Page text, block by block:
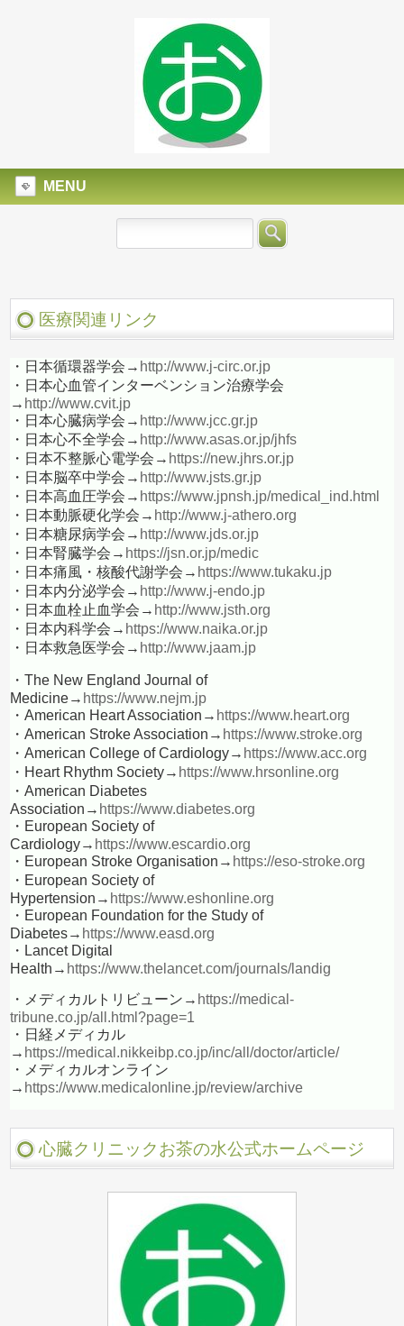
MENU
医療関連リンク
・日本循環器学会→ http://www.j-circ.or.jp
・日本心血管インターベンション治療学会
→ http://www.cvit.jp
・日本心臓病学会→ http://www.jcc.gr.jp
・日本心不全学会→ http://www.asas.or.jp/jhfs
・日本不整脈心電学会→ https://new.jhrs.or.jp
・日本脳卒中学会→ http://www.jsts.gr.jp
・日本高血圧学会→ https://www.jpnsh.jp/medical_ind.html
・日本動脈硬化学会→ http://www.j-athero.org
・日本糖尿病学会→ http://www.jds.or.jp
・日本腎臓学会→ https://jsn.or.jp/medic
・日本痛風・核酸代謝学会→ https://www.tukaku.jp
・日本内分泌学会→ http://www.j-endo.jp
・日本血栓止血学会→ http://www.jsth.org
・日本内科学会→ https://www.naika.or.jp
・日本救急医学会→ http://www.jaam.jp
・The New England Journal of
Medicine→ https://www.nejm.jp
・American Heart Association→ https://www.heart.org
・American Stroke Association→ https://www.stroke.org
・American College of Cardiology→ https://www.acc.org
・Heart Rhythm Society→ https://www.hrsonline.org
・American Diabetes
Association→ https://www.diabetes.org
・European Society of
Cardiology→ https://www.escardio.org
・European Stroke Organisation→ https://eso-stroke.org
・European Society of
Hypertension→ https://www.eshonline.org
・European Foundation for the Study of
Diabetes→ https://www.easd.org
・Lancet Digital
Health→ https://www.thelancet.com/journals/landig
・メディカルトリビューン→ https://medical-
tribune.co.jp/all.html?page=1
・日経メディカル
→ https://medical.nikkeibp.co.jp/inc/all/doctor/article/
・メディカルオンライン
→ https://www.medicalonline.jp/review/archive
心臓クリニックお茶の水公式ホームページ